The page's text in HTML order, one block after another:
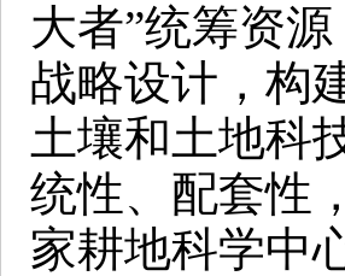
大者”统筹资
战略设计，构
土壤和土地科
统性、配套性
家耕地科学中